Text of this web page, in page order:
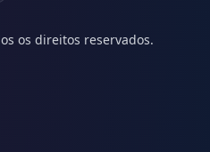
os direitos reservados.